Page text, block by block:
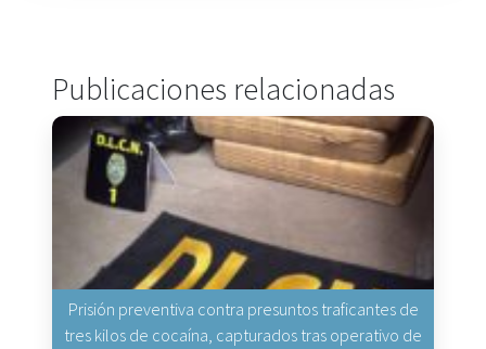
Publicaciones relacionadas
Prisión preventiva contra presuntos traficantes de
tres kilos de cocaína, capturados tras operativo de